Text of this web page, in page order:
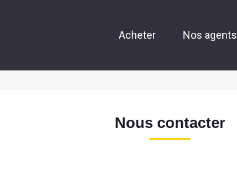
Acheter Nos agents
Nous contacter